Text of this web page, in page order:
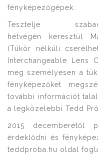
fényképezőgépek.
Tesztelje
hétvégén keresztül
(Tükör nélküli
Interchangeable Lens
meg személyesen a
fényképezőket
további információt
a legközelebbi Tedd
2015 decemberétől
érdeklődni és
teddproba.hu oldal